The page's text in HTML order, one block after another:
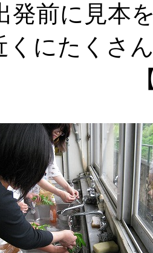
】出発
くにたくさ
【右】